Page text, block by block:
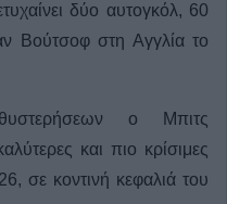
δύο αυτογκόλ, 60
Βούτσοφ στη Αγγλία το
ο Μπιτς
και πιο κρίσιμες
σε κοντινή κεφαλιά του